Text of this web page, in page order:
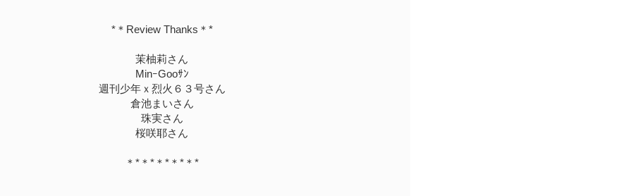
*＊Review Thanks＊*
茉柚莉さん
MinｰGooｻﾝ
週刊少年ｘ烈火６３号さん
倉池まいさん
珠実さん
桜咲耶さん
＊*＊*＊*＊*＊*